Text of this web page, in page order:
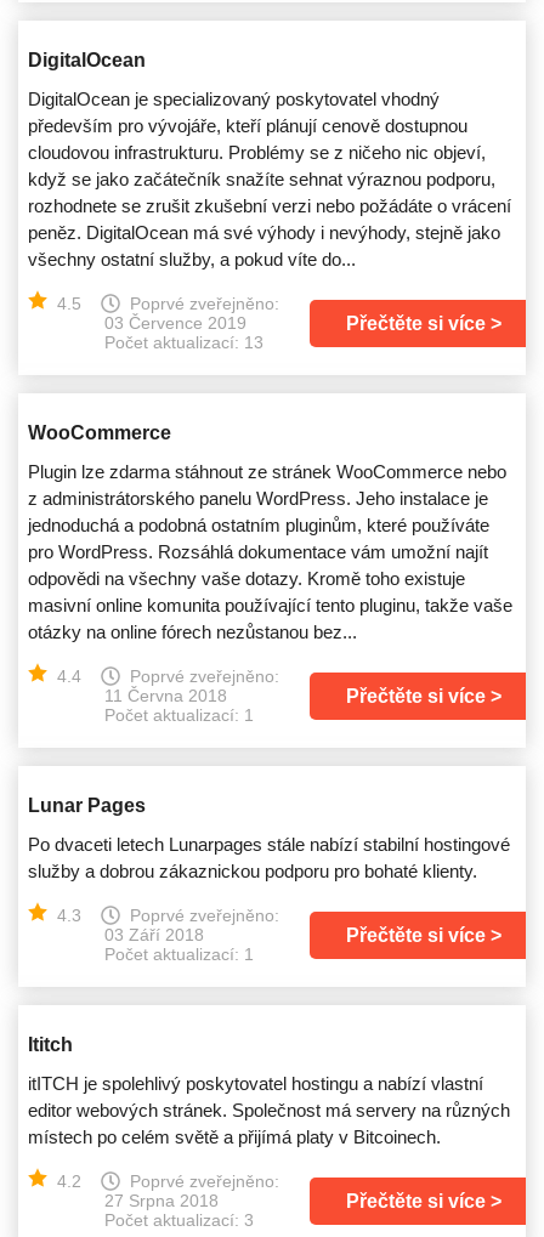
DigitalOcean
DigitalOcean je specializovaný poskytovatel vhodný
především pro vývojáře, kteří plánují cenově dostupnou
cloudovou infrastrukturu. Problémy se z ničeho nic objeví,
když se jako začátečník snažíte sehnat výraznou podporu,
rozhodnete se zrušit zkušební verzi nebo požádáte o vrácení
peněz. DigitalOcean má své výhody i nevýhody, stejně jako
všechny ostatní služby, a pokud víte do...
4.5
Poprvé zveřejněno:
03 Července 2019
Počet aktualizací: 13
Přečtěte si více
WooCommerce
Plugin lze zdarma stáhnout ze stránek WooCommerce nebo
z administrátorského panelu WordPress. Jeho instalace je
jednoduchá a podobná ostatním pluginům, které používáte
pro WordPress. Rozsáhlá dokumentace vám umožní najít
odpovědi na všechny vaše dotazy. Kromě toho existuje
masivní online komunita používající tento pluginu, takže vaše
otázky na online fórech nezůstanou bez...
4.4
Poprvé zveřejněno:
11 Června 2018
Počet aktualizací: 1
Přečtěte si více
Lunar Pages
Po dvaceti letech Lunarpages stále nabízí stabilní hostingové
služby a dobrou zákaznickou podporu pro bohaté klienty.
4.3
Poprvé zveřejněno:
03 Září 2018
Počet aktualizací: 1
Přečtěte si více
Ititch
itITCH je spolehlivý poskytovatel hostingu a nabízí vlastní
editor webových stránek. Společnost má servery na různých
místech po celém světě a přijímá platy v Bitcoinech.
4.2
Poprvé zveřejněno:
27 Srpna 2018
Počet aktualizací: 3
Přečtěte si více